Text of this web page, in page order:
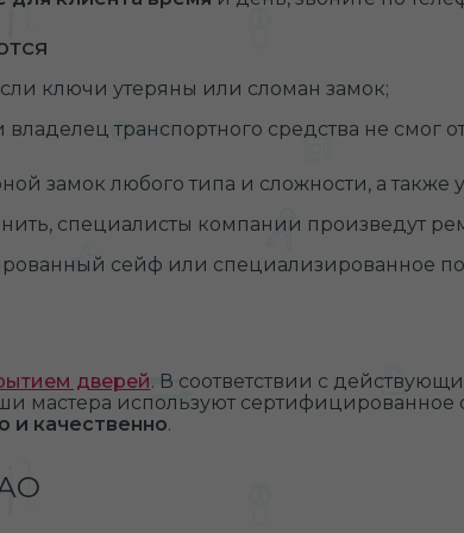
ключи утеряны или сломан замок;
транспортного средства не смог
замок любого типа и сложности, а также
специалисты компании произведут
сейф или специализированное
дверей. В соответствии с
мастера используют сертифицированное
и качественно.